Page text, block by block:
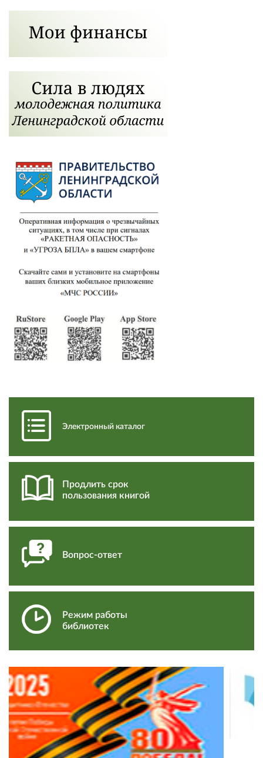
Электронный каталог
Продлить срок
пользования книгой
Вопрос-ответ
Режим работы
библиотек